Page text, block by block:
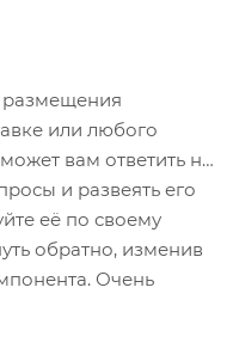
размещения
или любого
вам ответить на
и развеять его
её по своему
обратно, изменив
Очень